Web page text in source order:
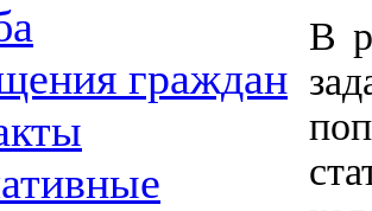
граждан
В